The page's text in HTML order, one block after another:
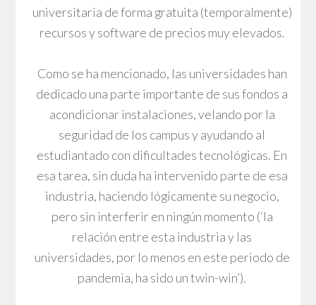
universitaria de forma gratuita (temporalmente)
recursos y software de precios muy elevados.
Como se ha mencionado, las universidades han
dedicado una parte importante de sus fondos a
acondicionar instalaciones, velando por la
seguridad de los campus y ayudando al
estudiantado con dificultades tecnológicas. En
esa tarea, sin duda ha intervenido parte de esa
industria, haciendo lógicamente su negocio,
pero sin interferir en ningún momento (‘la
relación entre esta industria y las
universidades, por lo menos en este periodo de
pandemia, ha sido un twin-win’).